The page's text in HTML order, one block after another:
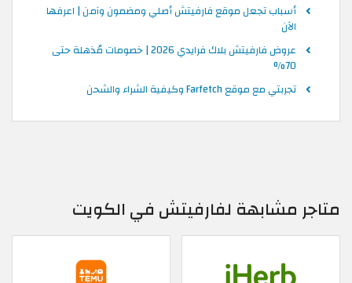
أسباب تجعل موقع فارفيتش أصلي ومضمون وآمن | اعرفها
الآن
عروض فارفيتش بلاك فرايدي 2026 | خصومات مُذهلة حتى
70%
تجربتي مع موقع Farfetch وكيفية الشراء والشحن
متاجر مشابهة لفارفيتش في الكويت